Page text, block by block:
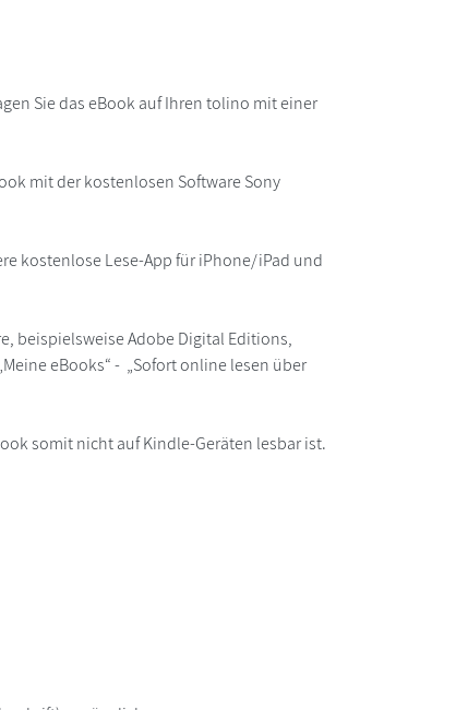
Sie das eBook auf Ihren tolino mit einer
mit der kostenlosen Software Sony
kostenlose Lese-App für iPhone/iPad und
beispielsweise Adobe Digital Editions,
eBooks“ - „Sofort online lesen über
somit nicht auf Kindle-Geräten lesbar ist.